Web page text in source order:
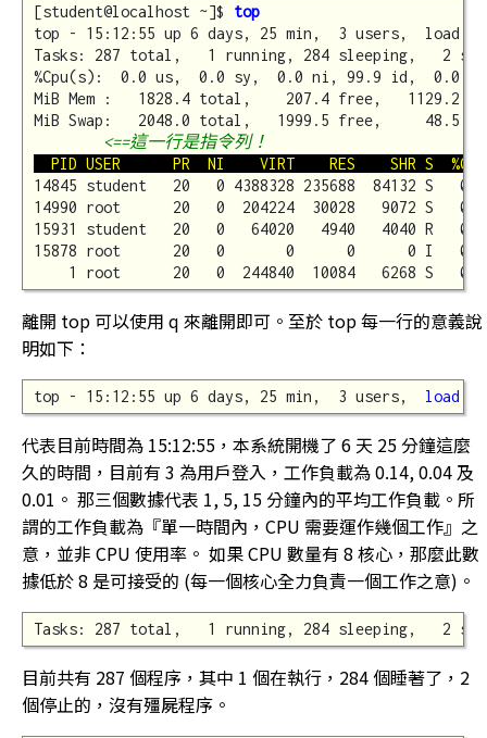
[student@localhost ~]$ top
top - 15:12:55 up 6 days, 25 min,  3 users,  load
Tasks: 287 total,   1 running, 284 sleeping,   2
%Cpu(s):  0.0 us,  0.0 sy,  0.0 ni, 99.9 id,  0.0
MiB Mem :   1828.4 total,    207.4 free,   1129.2
MiB Swap:   2048.0 total,   1999.5 free,     48.5
<==這一行是指令列！
PID USER      PR  NI    VIRT    RES
14845 student   20   0 4388328 235688  84132 S
14990 root      20   0  204224  30028   9072 S
15931 student   20   0   64020   4940   4040 R
15878 root      20   0       0      0      0 I   0.1
離開 top 可以使用 q 來離開即可。至於 top 每一行的意義說
明如下：
top - 15:12:55 up 6 days, 25 min,  3 users, load
代表目前時間為 15:12:55，本系統開機了 6 天 25 分鐘這麼
久的時間，目前有 3 為用戶登入，工作負載為 0.14, 0.04 及
0.01。 那三個數據代表 1, 5, 15 分鐘內的平均工作負載。所
謂的工作負載為『單一時間內，CPU 需要運作幾個工作』之
意，並非 CPU 使用率。 如果 CPU 數量有 8 核心，那麼此數
據低於 8 是可接受的 (每一個核心全力負責一個工作之意)。
Tasks: 287 total,   1 running, 284 sleeping,   2
目前共有 287 個程序，其中 1 個在執行，284 個睡著了，2
個停止的，沒有殭屍程序。